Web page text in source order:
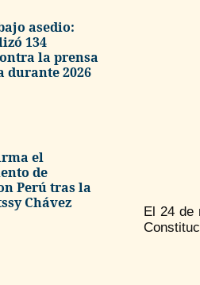
asedio:
134
la prensa
durante 2026
el
de
Perú tras la
Chávez
El 24 de